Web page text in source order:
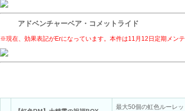
アドベンチャーベア・コメットライド
※現在、効果表記がErになっています。本件は11月12日定期メンテ
最大50個の虹色ルーレ